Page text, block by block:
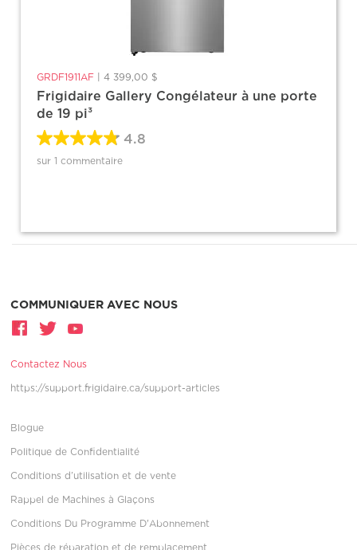
GRDF1911AF 4 399,00 $
Frigidaire Gallery Congélateur à une porte
de 19 pi³
4.8
sur 1 commentaire
COMMUNIQUER AVEC NOUS
Contactez Nous
https://support.frigidaire.ca/support-articles
Blogue
Politique de Confidentialité
Conditions d’utilisation et de vente
Rappel de Machines à Glaçons
Conditions Du Programme D'Abonnement
Pièces de réparation et de remplacement